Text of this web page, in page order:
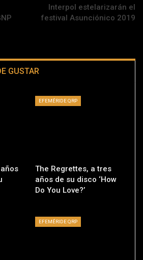
Interpol estelarizarán el
festival Asunciónico 2019
GUSTAR
EFEMÉRIDE QRP
The Regrettes, a tres
años de su disco ‘How
Do You Love?’
EFEMÉRIDE QRP